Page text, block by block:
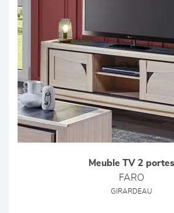
Meuble TV 2 portes
FARO
GIRARDEAU